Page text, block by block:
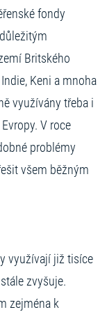
fondy
Britského
Keni a mnoha
využívány třeba i
V roce
problémy
všem běžným
využívají již tisíce
zvyšuje.
zejména k